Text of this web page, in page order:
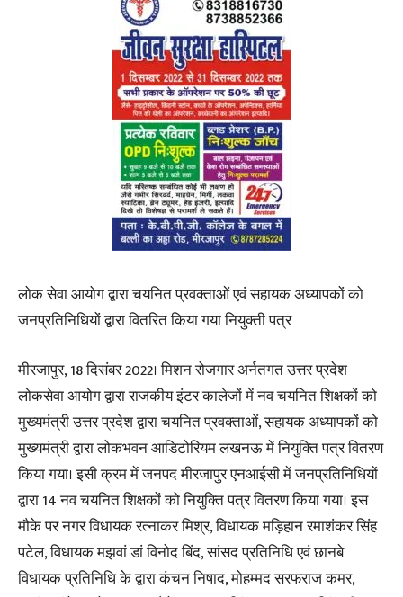
लोक सेवा आयोग द्वारा चयनित प्रवक्ताओं एवं सहायक अध्यापकों को
जनप्रतिनिधियों द्वारा वितरित किया गया नियुक्ती पत्र
मीरजापुर, 18 दिसंबर 2022। मिशन रोजगार अर्नतगत उत्तर प्रदेश
लोकसेवा आयोग द्वारा राजकीय इंटर कालेजों में नव चयनित शिक्षकों को
मुख्यमंत्री उत्तर प्रदेश द्वारा चयनित प्रवक्ताओं, सहायक अध्यापकों को
मुख्यमंत्री द्वारा लोकभवन आडिटोरियम लखनऊ में नियुक्ति पत्र वितरण
किया गया। इसी क्रम में जनपद मीरजापुर एनआईसी में जनप्रतिनिधियों
द्वारा 14 नव चयनित शिक्षकों को नियुक्ति पत्र वितरण किया गया। इस
मौके पर नगर विधायक रत्नाकर मिश्र, विधायक मड़िहान रमाशंकर सिंह
पटेल, विधायक मझवां डां विनोद बिंद, सांसद प्रतिनिधि एवं छानबे
विधायक प्रतिनिधि के द्वारा कंचन निषाद, मोहम्मद सरफराज कमर,